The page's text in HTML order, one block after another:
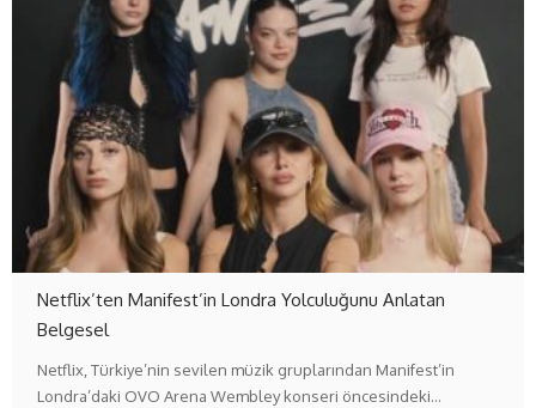
Netflix’ten Manifest’in Londra Yolculuğunu Anlatan
Belgesel
Netflix, Türkiye’nin sevilen müzik gruplarından Manifest’in
Londra’daki OVO Arena Wembley konseri öncesindeki…